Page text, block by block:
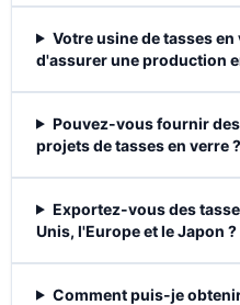
Votre usine de tasses
d'assurer une production
Pouvez-vous fournir
projets de tasses en verre ?
Exportez-vous des
Unis, l'Europe et le Japon ?
Comment puis-je